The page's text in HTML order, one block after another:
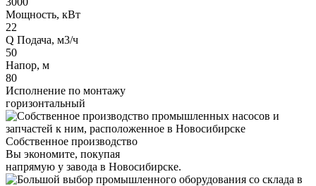
Мощность, кВт
22
Q Подача, м3/ч
50
Напор, м
80
Исполнение по монтажу
горизонтальный
Собственное производство
Вы экономите, покупая
напрямую у завода в Новосибирске.